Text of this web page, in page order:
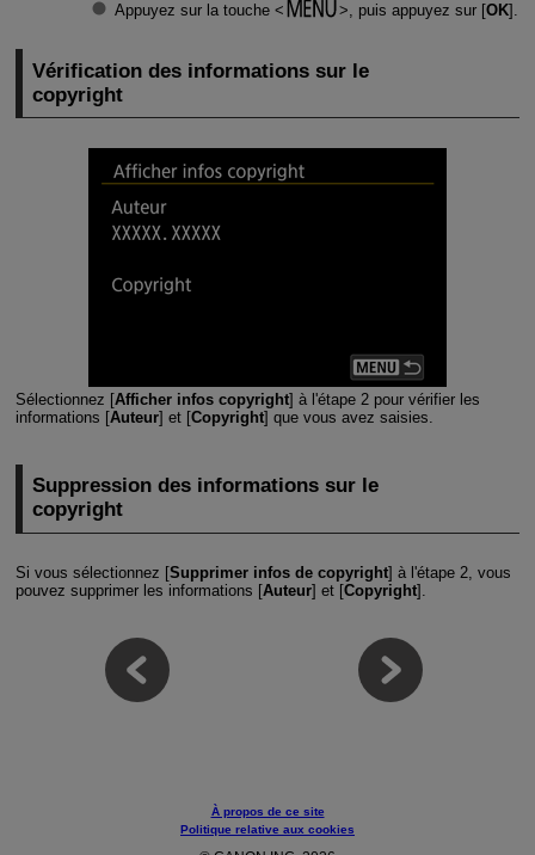
Appuyez sur la touche , puis appuyez sur [OK].
Vérification des informations sur le
copyright
Sélectionnez [Afficher infos copyright] à l'étape 2 pour vérifier les
informations [Auteur] et [Copyright] que vous avez saisies.
Suppression des informations sur le
copyright
Si vous sélectionnez [Supprimer infos de copyright] à l'étape 2, vous
pouvez supprimer les informations [Auteur] et [Copyright].
À propos de ce site
Politique relative aux cookies